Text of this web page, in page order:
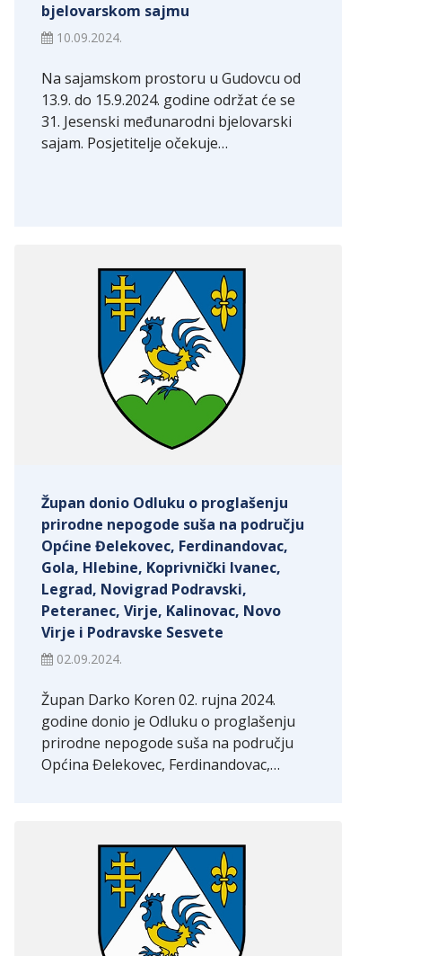
bjelovarskom sajmu
10.09.2024.
Na sajamskom prostoru u Gudovcu od
13.9. do 15.9.2024. godine održat će se
31. Jesenski međunarodni bjelovarski
sajam. Posjetitelje očekuje…
Župan donio Odluku o proglašenju
prirodne nepogode suša na području
Općine Đelekovec, Ferdinandovac,
Gola, Hlebine, Koprivnički Ivanec,
Legrad, Novigrad Podravski,
Peteranec, Virje, Kalinovac, Novo
Virje i Podravske Sesvete
02.09.2024.
Župan Darko Koren 02. rujna 2024.
godine donio je Odluku o proglašenju
prirodne nepogode suša na području
Općina Đelekovec, Ferdinandovac,…